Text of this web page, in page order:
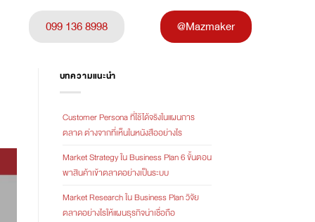
099 136 8998 @Mazmaker
บทความแนะนำ
Customer Persona ที่ใช้ได้จริงในแผนการ
ตลาด ต่างจากที่เห็นในหนังสืออย่างไร
Market Strategy ใน Business Plan 6 ขั้นตอน
พาสินค้าเข้าตลาดอย่างเป็นระบบ
Market Research ใน Business Plan วิจัย
ตลาดอย่างไรให้แผนธุรกิจน่าเชื่อถือ